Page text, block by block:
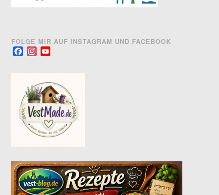
FOLGE MIR AUF INSTAGRAM UND FACEBOOK
FacebookInstagram